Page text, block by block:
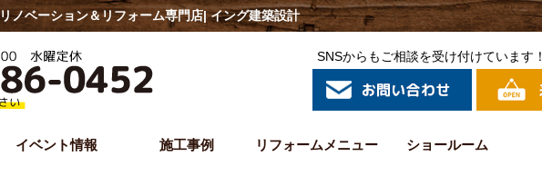
ノベーション＆リフォーム専門店| イング建築設計
SNSからもご相談を受け付けています！
イベント情報 施工事例 リフォームメニュー ショールーム